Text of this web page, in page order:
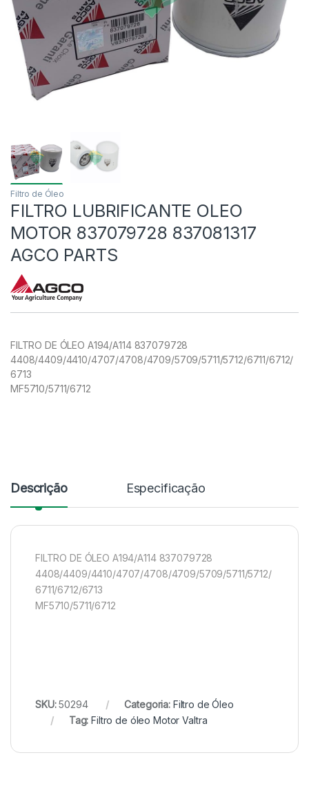
Filtro de Óleo
FILTRO LUBRIFICANTE OLEO
MOTOR 837079728 837081317
AGCO PARTS
FILTRO DE ÓLEO A194/A114 837079728
4408/4409/4410/4707/4708/4709/5709/5711/5712/6711/6712/
6713
MF5710/5711/6712
Descrição Especificação
FILTRO DE ÓLEO A194/A114 837079728
4408/4409/4410/4707/4708/4709/5709/5711/5712/
6711/6712/6713
MF5710/5711/6712
SKU:50294 Categoria: Filtro de Óleo
Tag:Filtro de óleo Motor Valtra